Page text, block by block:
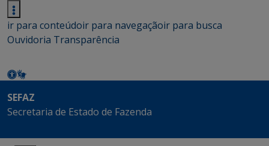
ir para conteúdoir para navegaçãoir para busca
Ouvidoria Transparência
SEFAZ
Secretaria de Estado de Fazenda